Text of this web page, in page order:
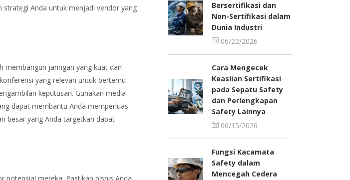
Bersertifikasi dan
Non-Sertifikasi dalam
Dunia Industri
06/22/2026
Cara Mengecek
Keaslian Sertifikasi
pada Sepatu Safety
dan Perlengkapan
Safety Lainnya
06/15/2026
Fungsi Kacamata
Safety dalam
Mencegah Cedera
Anda untuk menjadi vendor yang
membangun jaringan yang kuat dan
yang relevan untuk bertemu
keputusan. Gunakan media
dapat membantu Anda memperluas
besar yang Anda targetkan dapat
potensial mereka. Pastikan bisnis Anda